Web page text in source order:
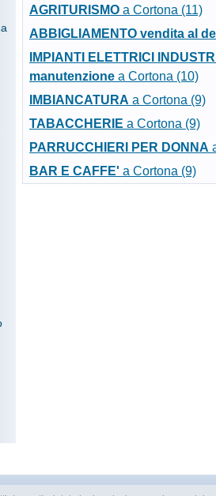
AGRITURISMO a Cortona (11)
ABBIGLIAMENTO vendita al
IMPIANTI ELETTRICI
manutenzione a Cortona (10)
IMBIANCATURA a Cortona (9)
TABACCHERIE a Cortona (9)
PARRUCCHIERI PER DONNA
BAR E CAFFE' a Cortona (9)